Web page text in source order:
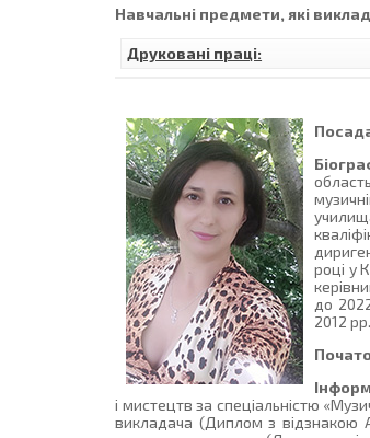
Навчальні предмети, які
Друковані праці:
році у
до
2012
і мистецтв за спеціальністю
викладача (Диплом з відзнакою